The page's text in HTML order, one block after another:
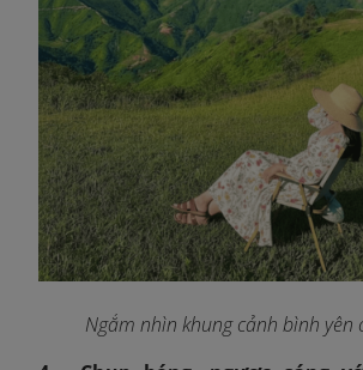
Ngắm nhìn khung cảnh bình yên